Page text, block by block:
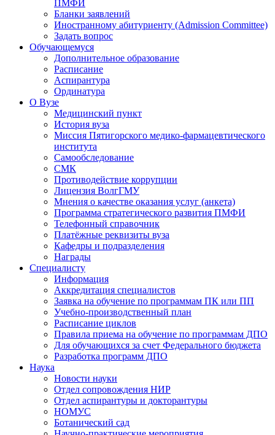
ПМФИ
Бланки заявлений
Иностранному абитуриенту (Admission Committee)
Задать вопрос
Обучающемуся
Дополнительное образование
Расписание
Аспирантура
Ординатура
О Вузе
Медицинский пункт
История вуза
Миссия Пятигорского медико-фармацевтического
института
Самообследование
СМК
Противодействие коррупции
Лицензия ВолгГМУ
Мнения о качестве оказания услуг (анкета)
Программа стратегического развития ПМФИ
Телефонный справочник
Платёжные реквизиты вуза
Кафедры и подразделения
Награды
Специалисту
Информация
Аккредитация специалистов
Заявка на обучение по программам ПК или ПП
Учебно-производственный план
Расписание циклов
Правила приема на обучение по программам ДПО
Для обучающихся за счет Федерального бюджета
Разработка программ ДПО
Наука
Новости науки
Отдел сопровождения НИР
Отдел аспирантуры и докторантуры
НОМУС
Ботанический сад